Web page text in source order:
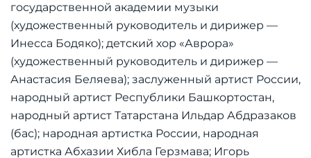
государственной академии музыки
(художественный руководитель и дирижер —
Инесса Бодяко); детский хор «Аврора»
(художественный руководитель и дирижер —
Анастасия Беляева); заслуженный артист России,
народный артист Республики Башкортостан,
народный артист Татарстана Ильдар Абдразаков
(бас); народная артистка России, народная
артистка Абхазии Хибла Герзмава; Игорь